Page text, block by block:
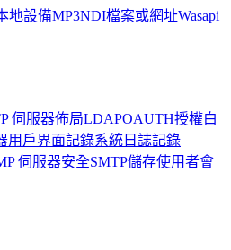
地設備MP3NDI檔案或網址Wasapi
伺服器佈局LDAPOAUTH授權白
用戶界面記錄系統日誌記錄
伺服器安全SMTP儲存使用者會